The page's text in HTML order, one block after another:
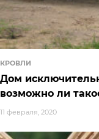
КРОВЛИ
Дом
возможно ли
11 февраля, 2020